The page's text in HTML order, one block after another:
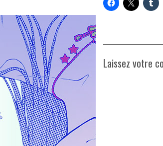
Laissez votre